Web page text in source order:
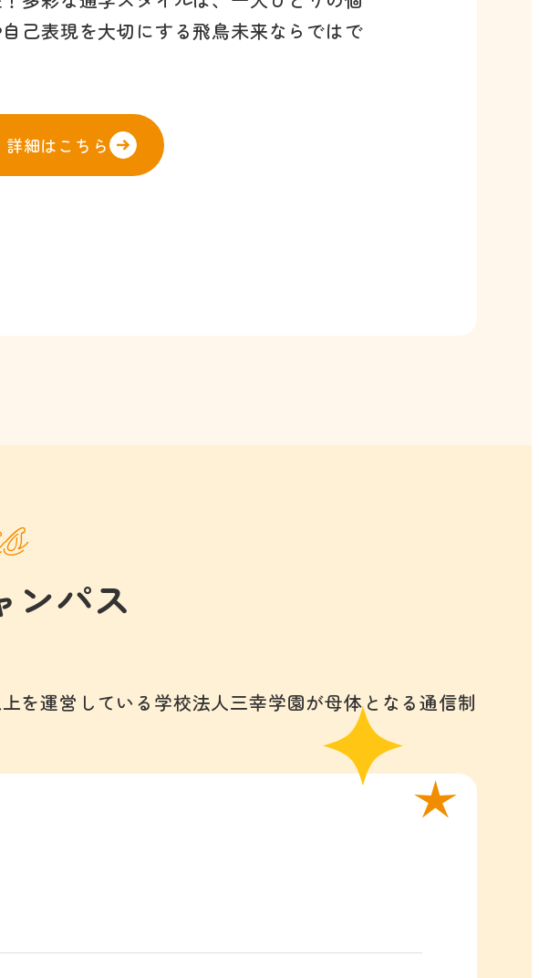
己表現を大切にする飛鳥未来ならではで
詳細はこちら
ンパス
を運営している学校法人三幸学園が母体となる通信制